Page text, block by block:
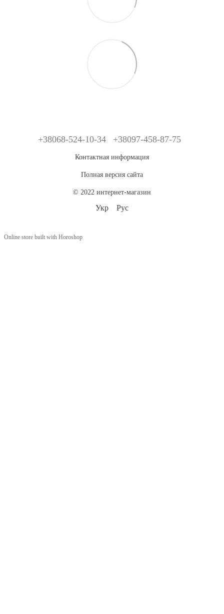
+38068-524-10-34 +38097-458-87-75
Контактная информация
Полная версия сайта
© 2022 интернет-магазин
Укр Рус
Online store built with Horoshop